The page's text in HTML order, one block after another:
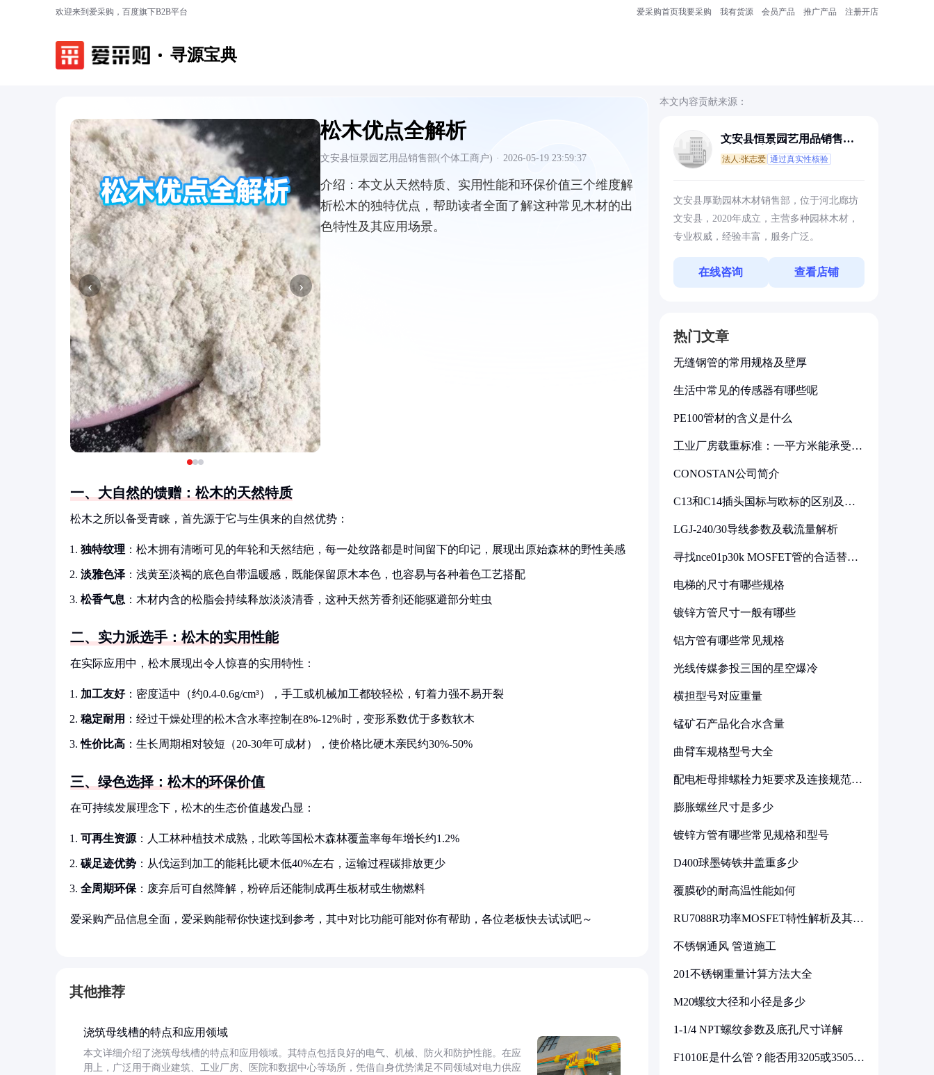
欢迎来到爱采购，百度旗下B2B平台 爱采购首页我要采购 我有货源 会员产品 推广产品 注册开店
寻源宝典
‹ ›
松木优点全解析
文安县恒景园艺用品销售部(个体工商户) · 2026-05-19 23:59:37
介绍： 本文从天然特质、实用性能和环保价值三个维度解
析松木的独特优点，帮助读者全面了解这种常见木材的出
色特性及其应用场景。
一、大自然的馈赠：松木的天然特质
松木之所以备受青睐，首先源于它与生俱来的自然优势：
独特纹理 ：松木拥有清晰可见的年轮和天然结疤，每一处纹路都是时间留下的印记，展现出原始森林的野性美感
淡雅色泽：浅黄至淡褐的底色自带温暖感，既能保留原木本色，也容易与各种着色工艺搭配
松香气息 ：木材内含的松脂会持续释放淡淡清香，这种天然芳香剂还能驱避部分蛀虫
二、实力派选手：松木的实用性能
在实际应用中，松木展现出令人惊喜的实用特性：
加工友好：密度适中（约0.4-0.6g/cm³），手工或机械加工都较轻松，钉着力强不易开裂
稳定耐用 ：经过干燥处理的松木含水率控制在8%-12%时，变形系数优于多数软木
性价比高 ：生长周期相对较短（20-30年可成材），使价格比硬木亲民约30%-50%
三、绿色选择：松木的环保价值
在可持续发展理念下，松木的生态价值越发凸显：
可再生资源 ：人工林种植技术成熟，北欧等国松木森林覆盖率每年增长约1.2%
碳足迹优势 ：从伐运到加工的能耗比硬木低40%左右，运输过程碳排放更少
全周期环保 ：废弃后可自然降解，粉碎后还能制成再生板材或生物燃料
爱采购产品信息全面，爱采购能帮你快速找到参考，其中对比功能可能对你有帮助，各位老板快去试试吧～
其他推荐
浇筑母线槽的特点和应用领域
本文详细介绍了浇筑母线槽的特点和应用领域。其特点包括良好的电气、机械、防火和防护性能。在应
用上，广泛用于商业建筑、工业厂房、医院和数据中心等场所，凭借自身优势满足不同领域对电力供应
本文内容贡献来源：
文安县恒景园艺用品销售部
法人:张志爱 通过真实性核验
文安县厚勤园林木材销售部，位于河北廊坊
文安县，2020年成立，主营多种园林木材，
专业权威，经验丰富，服务广泛。
在线咨询 查看店铺
热门文章
无缝钢管的常用规格及壁厚
生活中常见的传感器有哪些呢
PE100管材的含义是什么
工业厂房载重标准：一平方米能承受多
CONOSTAN公司简介
C13和C14插头国标与欧标的区别及其
LGJ-240/30导线参数及载流量解析
寻找nce01p30k MOSFET管的合适替代
电梯的尺寸有哪些规格
镀锌方管尺寸一般有哪些
铝方管有哪些常见规格
光线传媒参投三国的星空爆冷
横担型号对应重量
锰矿石产品化合水含量
曲臂车规格型号大全
配电柜母排螺栓力矩要求及连接规范详
膨胀螺丝尺寸是多少
镀锌方管有哪些常见规格和型号
D400球墨铸铁井盖重多少
覆膜砂的耐高温性能如何
RU7088R功率MOSFET特性解析及其在
不锈钢通风 管道施工
201不锈钢重量计算方法大全
M20螺纹大径和小径是多少
1-1/4 NPT螺纹参数及底孔尺寸详解
F1010E是什么管？能否用3205或3505代